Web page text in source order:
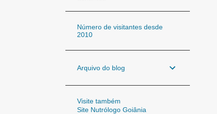
Número de visitantes desde
2010
Arquivo do blog
Visite também
Site Nutrólogo Goiânia